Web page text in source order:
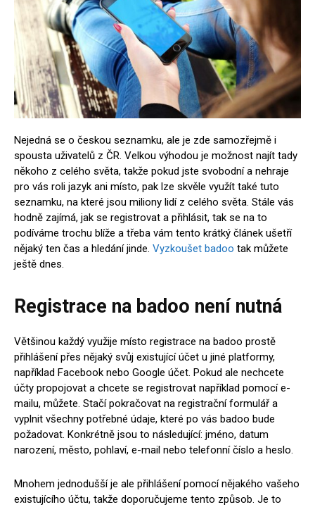
Nejedná se o českou seznamku, ale je zde samozřejmě i
spousta uživatelů z ČR. Velkou výhodou je možnost najít tady
někoho z celého světa, takže pokud jste svobodní a nehraje
pro vás roli jazyk ani místo, pak lze skvěle využít také tuto
seznamku, na které jsou miliony lidí z celého světa. Stále vás
hodně zajímá, jak se registrovat a přihlásit, tak se na to
podíváme trochu blíže a třeba vám tento krátký článek ušetří
nějaký ten čas a hledání jinde. Vyzkoušet badoo tak můžete
ještě dnes.
Registrace na badoo není nutná
Většinou každý využije místo registrace na badoo prostě
přihlášení přes nějaký svůj existující účet u jiné platformy,
například Facebook nebo Google účet. Pokud ale nechcete
účty propojovat a chcete se registrovat například pomocí e-
mailu, můžete. Stačí pokračovat na registrační formulář a
vyplnit všechny potřebné údaje, které po vás badoo bude
požadovat. Konkrétně jsou to následující: jméno, datum
narození, město, pohlaví, e-mail nebo telefonní číslo a heslo.
Mnohem jednodušší je ale přihlášení pomocí nějakého vašeho
existujícího účtu, takže doporučujeme tento způsob. Je to